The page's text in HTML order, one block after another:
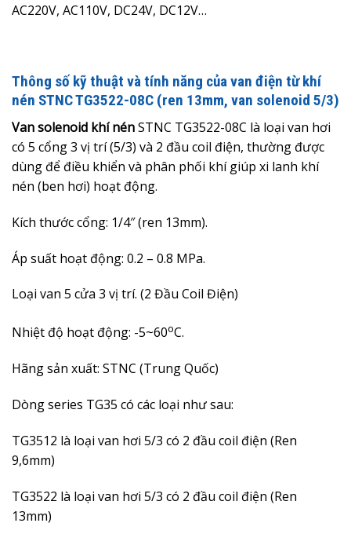
AC220V, AC110V, DC24V, DC12V…
Thông số kỹ thuật và tính năng của van điện từ khí
nén STNC TG3522-08C (ren 13mm, van solenoid 5/3)
Van solenoid khí nénSTNC TG3522-08C là loại van hơi
có 5 cổng 3 vị trí (5/3) và 2 đầu coil điện, thường được
dùng để điều khiển và phân phối khí giúp xi lanh khí
nén (ben hơi) hoạt động.
Kích thước cổng: 1/4″ (ren 13mm).
Áp suất hoạt động: 0.2 – 0.8 MPa.
Loại van 5 cửa 3 vị trí. (2 Đầu Coil Điện)
Nhiệt độ hoạt động: -5~60oC.
Hãng sản xuất: STNC (Trung Quốc)
Dòng series TG35 có các loại như sau:
TG3512 là loại van hơi 5/3 có 2 đầu coil điện (Ren
9,6mm)
TG3522 là loại van hơi 5/3 có 2 đầu coil điện (Ren
13mm)